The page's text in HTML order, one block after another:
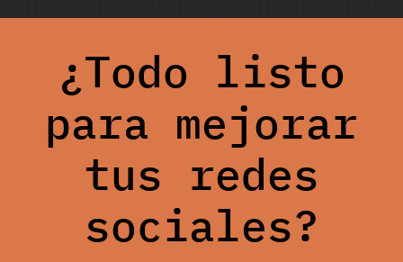
¿Todo listo
para mejorar
tus redes
sociales?